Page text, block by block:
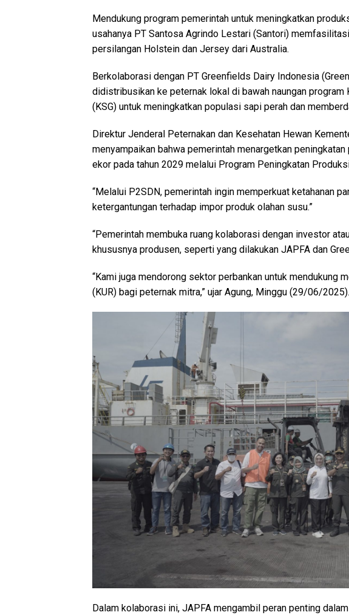
Mendukung program pemerintah untuk meningkatkan
usahanya PT Santosa Agrindo Lestari (Santori)
persilangan Holstein dan Jersey dari Australia.
Berkolaborasi dengan PT Greenfields Dairy Indonesia
didistribusikan ke peternak lokal di bawah naungan program
(KSG) untuk meningkatkan populasi sapi perah dan
Direktur Jenderal Peternakan dan Kesehatan Hewan
menyampaikan bahwa pemerintah menargetkan
ekor pada tahun 2029 melalui Program Peningkatan
“Melalui P2SDN, pemerintah ingin memperkuat ketahanan
ketergantungan terhadap impor produk olahan susu.”
“Pemerintah membuka ruang kolaborasi dengan investor
khususnya produsen, seperti yang dilakukan JAPFA dan
“Kami juga mendorong sektor perbankan untuk mendukung
(KUR) bagi peternak mitra,” ujar Agung, Minggu (29/06/2025).
Dalam kolaborasi ini, JAPFA mengambil peran penting